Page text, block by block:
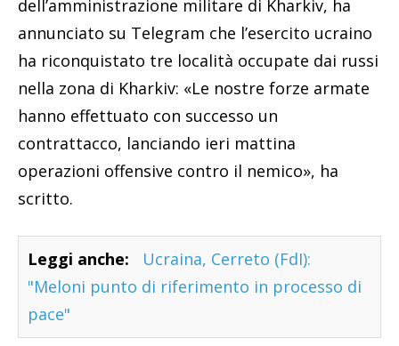
dell’amministrazione militare di Kharkiv, ha
annunciato su Telegram che l’esercito ucraino
ha riconquistato tre località occupate dai russi
nella zona di Kharkiv: «Le nostre forze armate
hanno effettuato con successo un
contrattacco, lanciando ieri mattina
operazioni offensive contro il nemico», ha
scritto.
Leggi anche:
Ucraina, Cerreto (FdI):
"Meloni punto di riferimento in processo di
pace"